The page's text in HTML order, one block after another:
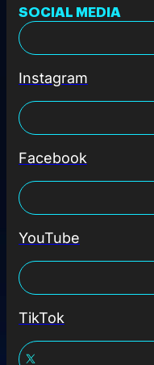
SOCIAL MEDIA
Instagram
Facebook
YouTube
TikTok